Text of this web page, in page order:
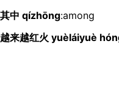
其中 qízhōng:among
越来越红火 yuèláiyuè